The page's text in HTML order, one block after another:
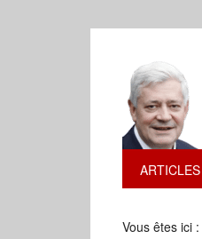
ARTICLES
Vous êtes ici :